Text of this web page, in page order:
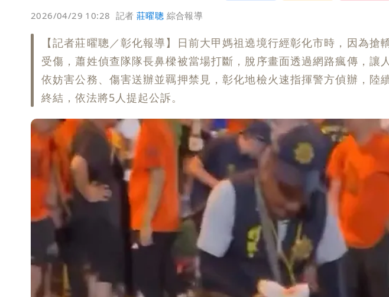
2026/04/29 10:28 記者莊曜聰 綜合報導
【記者莊曜聰／彰化報導】日前大甲媽祖遶境行經彰化市時，因為
受傷，蕭姓偵查隊隊長鼻樑被當場打斷，脫序畫面透過網路瘋傳，讓
依妨害公務、傷害送辦並羈押禁見，彰化地檢火速指揮警方偵辦，陸
終結，依法將5人提起公訴。